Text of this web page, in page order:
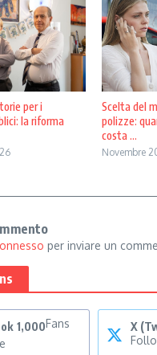
per i
la riforma
Scelta del
polizze:
costa ...
Novembre
per inviare un
1,000Fans
X